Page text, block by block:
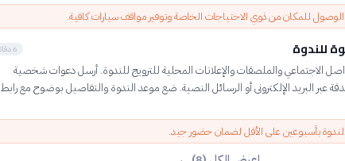
الوصول للمكان من ذوي الاحتياجات الخاصة وتوفير مواقف سيارات كافية.
للندوة 6 دقائق
الاجتماعي والملصقات والإعلانات المحلية للترويج للندوة. أرسل دعوات شخصية
عبر البريد الإلكترونى أو الرسائل النصية. ضع موعد الندوة والتفاصيل بوضوح مع رابط
الندوة بأسبوعين على الأقل لضمان حضور جيد.